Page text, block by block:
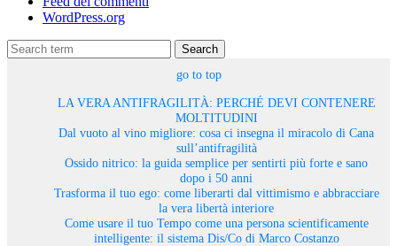
WordPress.org
Search
go to top
LA VERA ANTIFRAGILITÀ: PERCHÉ DEVI CONTENERE
MOLTITUDINI
Dal vuoto al vino migliore: cosa ci insegna il miracolo di Cana
sull’antifragilità
Ossido nitrico: la guida semplice per sentirti più forte e sano
dopo i 50 anni
Trasforma il tuo ego: come liberarti dal vittimismo e abbracciare
la vera libertà interiore
Come usare il tuo Tempo come una persona scientificamente
intelligente: il sistema Dis/Co di Marco Costanzo